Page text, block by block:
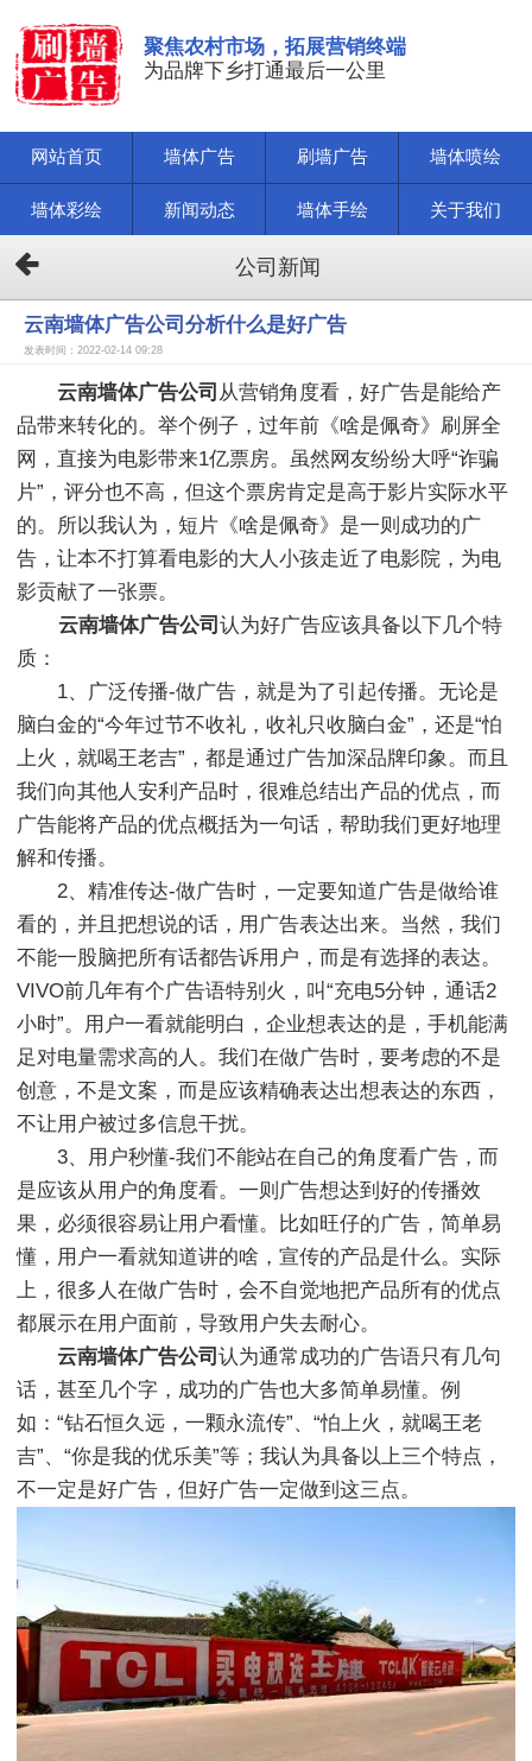
聚焦农村市场，拓展营销终端
为品牌下乡打通最后一公里
网站首页 墙体广告 刷墙广告 墙体喷绘
墙体彩绘 新闻动态 墙体手绘 关于我们
公司新闻
云南墙体广告公司分析什么是好广告
发表时间：2022-02-14 09:28
云南墙体广告公司 从营销角度看，好广告是能给产
品带来转化的。举个例子，过年前《啥是佩奇》刷屏全
网，直接为电影带来1亿票房。虽然网友纷纷大呼“诈骗
片”，评分也不高，但这个票房肯定是高于影片实际水平
的。所以我认为，短片《啥是佩奇》是一则成功的广
告，让本不打算看电影的大人小孩走近了电影院，为电
影贡献了一张票。
云南墙体广告公司 认为好广告应该具备以下几个特
质：
1、广泛传播-做广告，就是为了引起传播。无论是
脑白金的“今年过节不收礼，收礼只收脑白金”，还是“怕
上火，就喝王老吉”，都是通过广告加深品牌印象。而且
我们向其他人安利产品时，很难总结出产品的优点，而
广告能将产品的优点概括为一句话，帮助我们更好地理
解和传播。
2、精准传达-做广告时，一定要知道广告是做给谁
看的，并且把想说的话，用广告表达出来。当然，我们
不能一股脑把所有话都告诉用户，而是有选择的表达。
VIVO前几年有个广告语特别火，叫“充电5分钟，通话2
小时”。用户一看就能明白，企业想表达的是，手机能满
足对电量需求高的人。我们在做广告时，要考虑的不是
创意，不是文案，而是应该精确表达出想表达的东西，
不让用户被过多信息干扰。
3、用户秒懂-我们不能站在自己的角度看广告，而
是应该从用户的角度看。一则广告想达到好的传播效
果，必须很容易让用户看懂。比如旺仔的广告，简单易
懂，用户一看就知道讲的啥，宣传的产品是什么。实际
上，很多人在做广告时，会不自觉地把产品所有的优点
都展示在用户面前，导致用户失去耐心。
云南墙体广告公司 认为通常成功的广告语只有几句
话，甚至几个字，成功的广告也大多简单易懂。例
如：“钻石恒久远，一颗永流传”、“怕上火，就喝王老
吉”、“你是我的优乐美”等；我认为具备以上三个特点，
不一定是好广告，但好广告一定做到这三点。